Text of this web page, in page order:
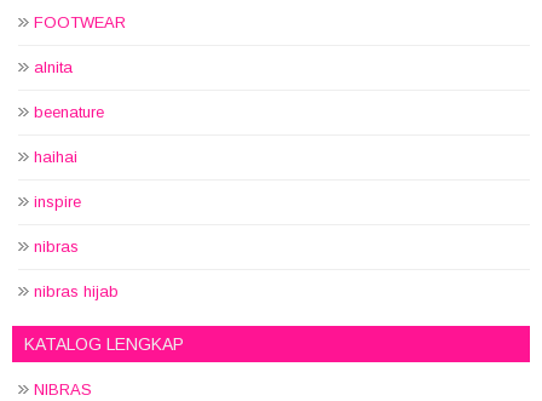
FOOTWEAR
alnita
beenature
haihai
inspire
nibras
nibras hijab
KATALOG LENGKAP
NIBRAS